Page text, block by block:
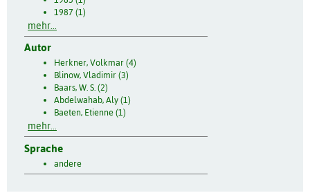
1987 (1)
mehr...
Autor
Herkner, Volkmar (4)
Blinow, Vladimir (3)
Baars, W. S. (2)
Abdelwahab, Aly (1)
Baeten, Etienne (1)
mehr...
Sprache
andere